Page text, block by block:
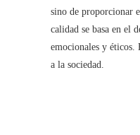
sino de proporcionar
calidad se basa en el
emocionales y
a la sociedad.